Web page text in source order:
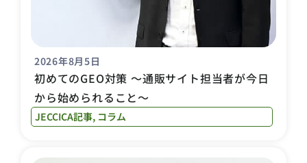
2026年8月5日
初めてのGEO対策 〜通販サイト担当者が今日
から始められること〜
JECCICA記事, コラム